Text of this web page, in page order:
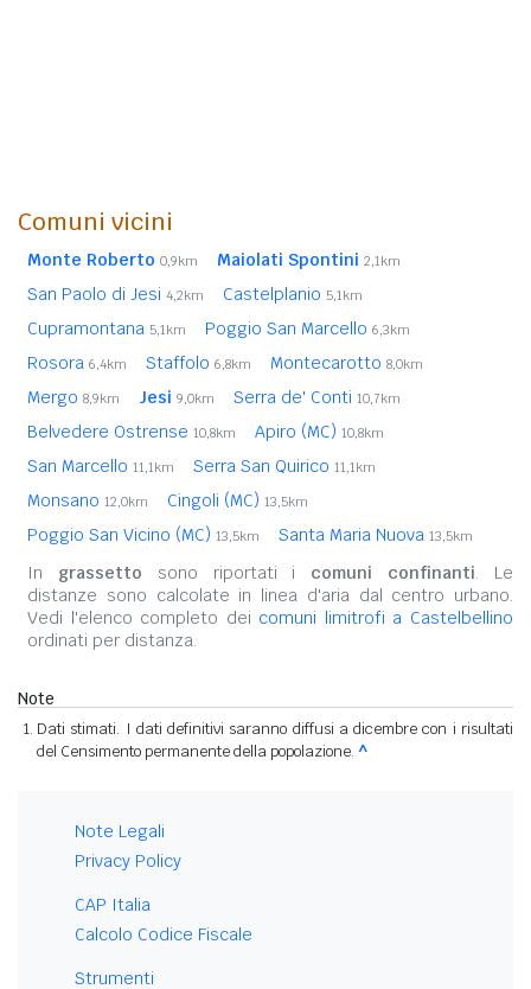
Comuni vicini
Monte Roberto 0,9km Maiolati Spontini 2,1km
San Paolo di Jesi 4,2km Castelplanio 5,1km
Cupramontana 5,1km Poggio San Marcello 6,3km
Rosora 6,4km Staffolo 6,8km Montecarotto 8,0km
Mergo 8,9km Jesi 9,0km Serra de' Conti 10,7km
Belvedere Ostrense 10,8km Apiro (MC) 10,8km
San Marcello 11,1km Serra San Quirico 11,1km
Monsano 12,0km Cingoli (MC) 13,5km
Poggio San Vicino (MC) 13,5km Santa Maria Nuova 13,5km
In grassetto sono riportati i comuni confinanti. Le
distanze sono calcolate in linea d'aria dal centro urbano.
Vedi l'elenco completo dei comuni limitrofi a Castelbellino
ordinati per distanza.
Note
Dati stimati. I dati definitivi saranno diffusi a dicembre con i risultati
del Censimento permanente della popolazione. ^
Note Legali
Privacy Policy
CAP Italia
Calcolo Codice Fiscale
Strumenti